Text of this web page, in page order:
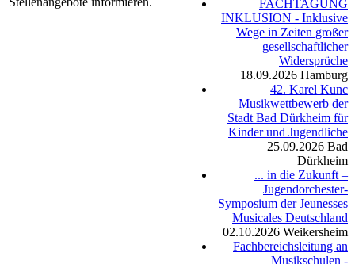
FACHTAGUNG
INKLUSION - Inklusive
Wege in Zeiten großer
gesellschaftlicher
Widersprüche
18.09.2026 Hamburg
42. Karel Kunc
Musikwettbewerb der
Stadt Bad Dürkheim für
Kinder und Jugendliche
25.09.2026 Bad
Dürkheim
... in die Zukunft –
Jugendorchester-
Symposium der Jeunesses
Musicales Deutschland
02.10.2026 Weikersheim
Fachbereichsleitung an
Musikschulen -